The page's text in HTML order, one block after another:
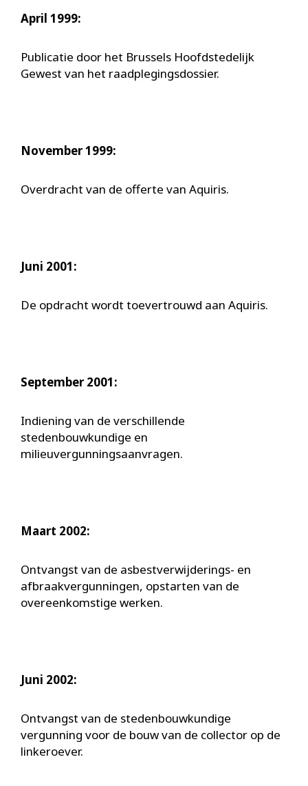
April 1999:
Publicatie door het Brussels Hoofdstedelijk
Gewest van het raadplegingsdossier.
November 1999:
Overdracht van de offerte van Aquiris.
Juni 2001:
De opdracht wordt toevertrouwd aan Aquiris.
September 2001:
Indiening van de verschillende
stedenbouwkundige en
milieuvergunningsaanvragen.
Maart 2002:
Ontvangst van de asbestverwijderings- en
afbraakvergunningen, opstarten van de
overeenkomstige werken.
Juni 2002:
Ontvangst van de stedenbouwkundige
vergunning voor de bouw van de collector op de
linkeroever.